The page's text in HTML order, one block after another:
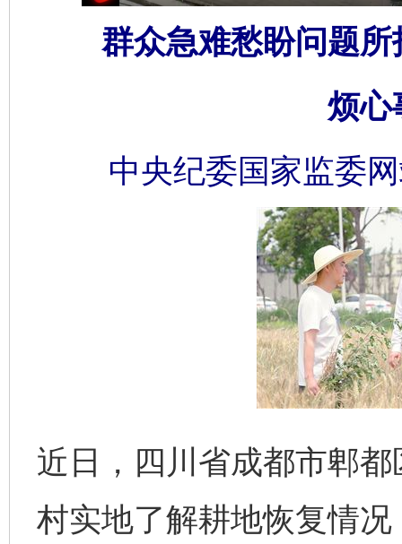
群众急难愁盼问题
烦心
中央纪委国家监委
近日，四川省成都市郫
村实地了解耕地恢复情